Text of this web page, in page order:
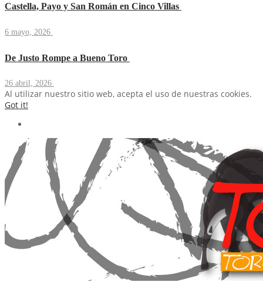
Castella, Payo y San Román en Cinco Villas
6 mayo, 2026
De Justo Rompe a Bueno Toro
26 abril, 2026
Al utilizar nuestro sitio web, acepta el uso de nuestras cookies.
Got it!